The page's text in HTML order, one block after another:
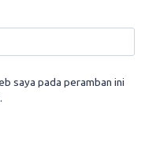
saya pada peramban ini